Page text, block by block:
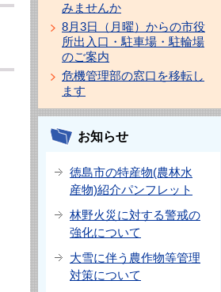
みませんか
8月3日（月曜）からの市役
所出入口・駐車場・駐輪場
のご案内
危機管理部の窓口を移転し
ます
お知らせ
徳島市の特産物(農林水
産物)紹介パンフレット
林野火災に対する警戒の
強化について
大雪に伴う農作物等管理
対策について